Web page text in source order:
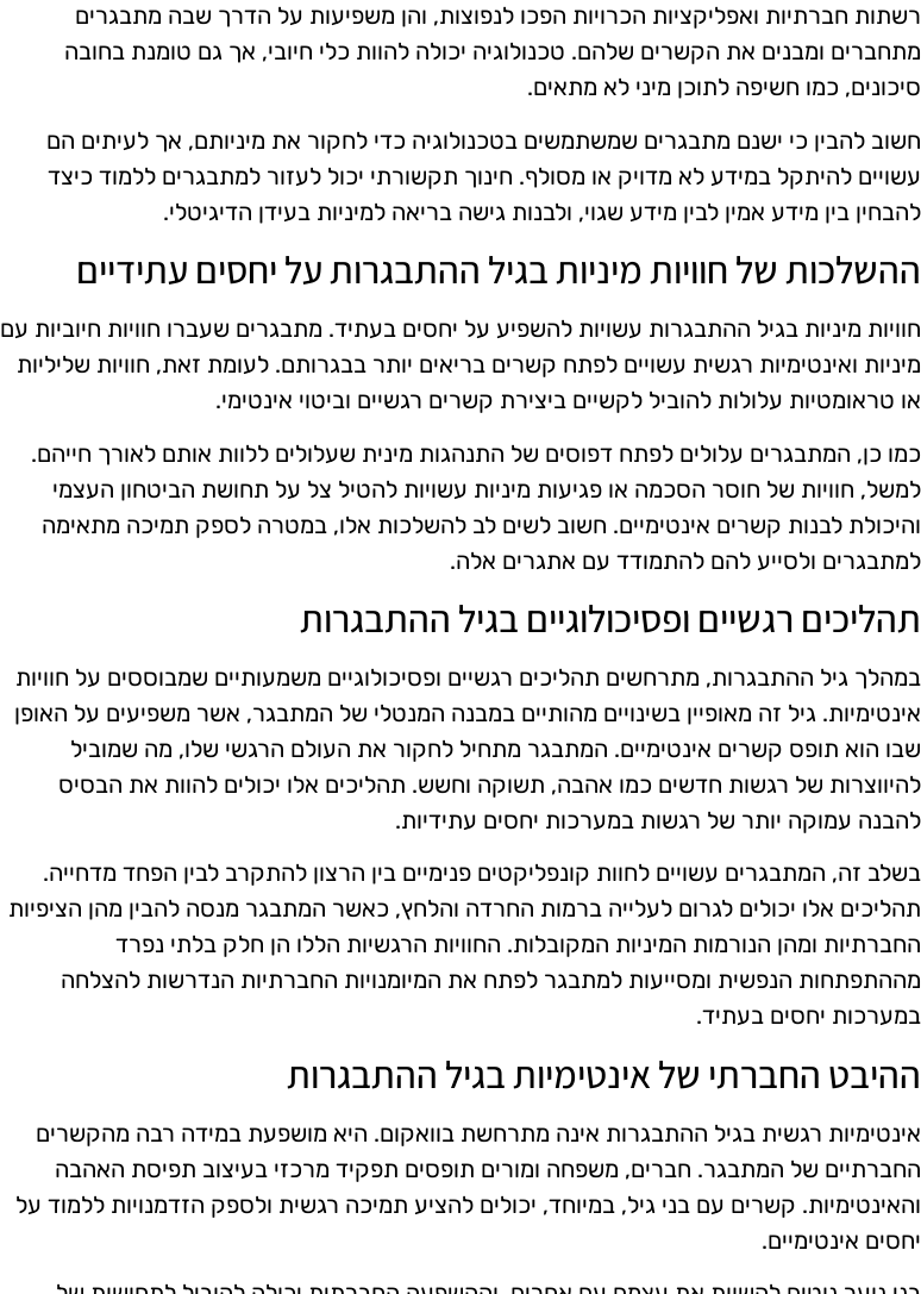
רשתות חברתיות ואפליקציות הכרויות הפכו לנפוצות, והן משפיעות על הדרך שבה מתבגרים
מתחברים ומבנים את הקשרים שלהם. טכנולוגיה יכולה להוות כלי חיובי, אך גם טומנת בחובה
סיכונים, כמו חשיפה לתוכן מיני לא מתאים.
חשוב להבין כי ישנם מתבגרים שמשתמשים בטכנולוגיה כדי לחקור את מיניותם, אך לעיתים הם
עשויים להיתקל במידע לא מדויק או מסולף. חינוך תקשורתי יכול לעזור למתבגרים ללמוד כיצד
להבחין בין מידע אמין לבין מידע שגוי, ולבנות גישה בריאה למיניות בעידן הדיגיטלי.
ההשלכות של חוויות מיניות בגיל ההתבגרות על יחסים עתידיים
חוויות מיניות בגיל ההתבגרות עשויות להשפיע על יחסים בעתיד. מתבגרים שעברו חוויות חיוביות עם
מיניות ואינטימיות רגשית עשויים לפתח קשרים בריאים יותר בבגרותם. לעומת זאת, חוויות שליליות
או טראומטיות עלולות להוביל לקשיים ביצירת קשרים רגשיים וביטוי אינטימי.
כמו כן, המתבגרים עלולים לפתח דפוסים של התנהגות מינית שעלולים ללוות אותם לאורך חייהם.
למשל, חוויות של חוסר הסכמה או פגיעות מיניות עשויות להטיל צל על תחושת הביטחון העצמי
והיכולת לבנות קשרים אינטימיים. חשוב לשים לב להשלכות אלו, במטרה לספק תמיכה מתאימה
למתבגרים ולסייע להם להתמודד עם אתגרים אלה.
תהליכים רגשיים ופסיכולוגיים בגיל ההתבגרות
במהלך גיל ההתבגרות, מתרחשים תהליכים רגשיים ופסיכולוגיים משמעותיים שמבוססים על חוויות
אינטימיות. גיל זה מאופיין בשינויים מהותיים במבנה המנטלי של המתבגר, אשר משפיעים על האופן
שבו הוא תופס קשרים אינטימיים. המתבגר מתחיל לחקור את העולם הרגשי שלו, מה שמוביל
להיווצרות של רגשות חדשים כמו אהבה, תשוקה וחשש. תהליכים אלו יכולים להוות את הבסיס
להבנה עמוקה יותר של רגשות במערכות יחסים עתידיות.
בשלב זה, המתבגרים עשויים לחוות קונפליקטים פנימיים בין הרצון להתקרב לבין הפחד מדחייה.
תהליכים אלו יכולים לגרום לעלייה ברמות החרדה והלחץ, כאשר המתבגר מנסה להבין מהן הציפיות
החברתיות ומהן הנורמות המיניות המקובלות. החוויות הרגשיות הללו הן חלק בלתי נפרד
מההתפתחות הנפשית ומסייעות למתבגר לפתח את המיומנויות החברתיות הנדרשות להצלחה
במערכות יחסים בעתיד.
ההיבט החברתי של אינטימיות בגיל ההתבגרות
אינטימיות רגשית בגיל ההתבגרות אינה מתרחשת בוואקום. היא מושפעת במידה רבה מהקשרים
החברתיים של המתבגר. חברים, משפחה ומורים תופסים תפקיד מרכזי בעיצוב תפיסת האהבה
והאינטימיות. קשרים עם בני גיל, במיוחד, יכולים להציע תמיכה רגשית ולספק הזדמנויות ללמוד על
יחסים אינטימיים.